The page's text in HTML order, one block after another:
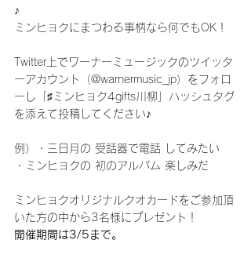
♪
ミンヒョクにまつわる事柄なら何でもOK！
Twitter上でワーナーミュージックのツイッタ
ーアカウント（@warnermusic_jp）をフォロ
ーし「♯ミンヒョク4gifts川柳」ハッシュタグ
を添えて投稿してください♪
例）・三日月の 受話器で電話 してみたい
・ミンヒョクの 初のアルバム 楽しみだ
ミンヒョクオリジナルクオカードをご参加頂
いた方の中から3名様にプレゼント！
開催期間は3/5まで。